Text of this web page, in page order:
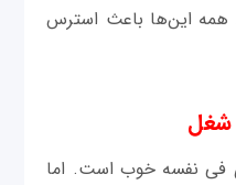
این‌ها باعث استرس
فی ‌نفسه خوب است. اما